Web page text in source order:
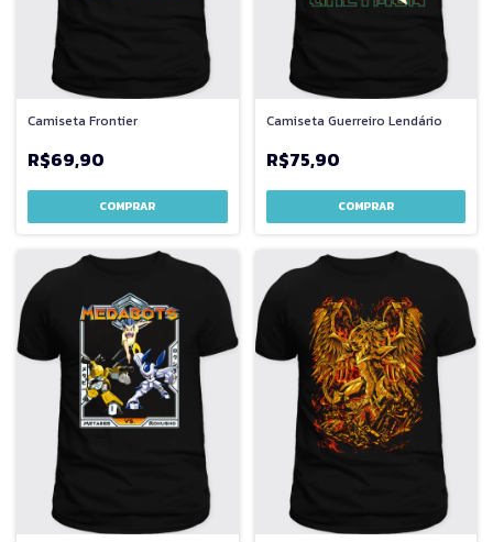
Camiseta Frontier
R$69,90
COMPRAR
Camiseta Guerreiro Lendário
R$75,90
COMPRAR